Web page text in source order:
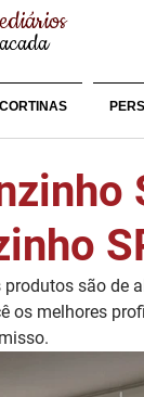
CORTINAS
são de
os melhores